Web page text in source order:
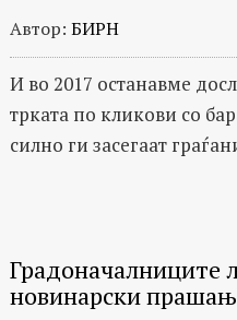
Автор: БИРН
И во 2017 останавме
трката по кликови со
силно ги засегаат
Градоначалниците
новинарски